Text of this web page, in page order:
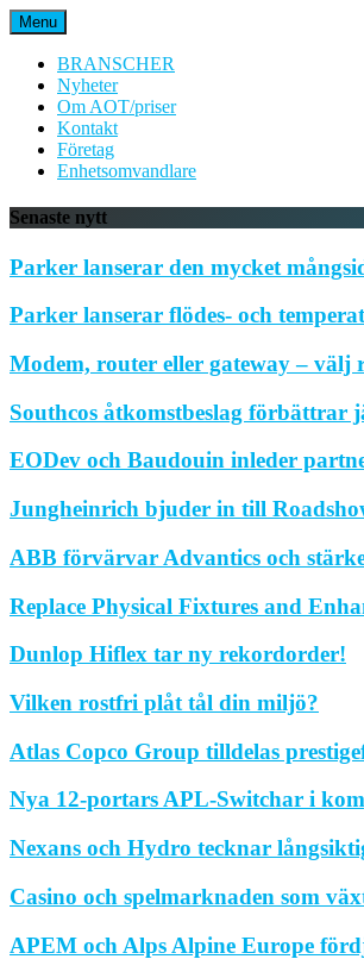
Hoppa
till
innehåll
Menu
BRANSCHER
Nyheter
Om AOT/priser
Kontakt
Företag
Enhetsomvandlare
Senaste nytt
Parker lanserar den mycket
Parker lanserar flödes- och
Modem, router eller gateway –
Southcos åtkomstbeslag förbättrar
EODev och Baudouin inleder
Jungheinrich bjuder in till
ABB förvärvar Advantics och
Replace Physical Fixtures and
Dunlop Hiflex tar ny rekordorder!
Vilken rostfri plåt tål din miljö?
Atlas Copco Group tilldelas
Nya 12-portars APL-Switchar i
Nexans och Hydro tecknar
Casino och spelmarknaden som
APEM och Alps Alpine Europe